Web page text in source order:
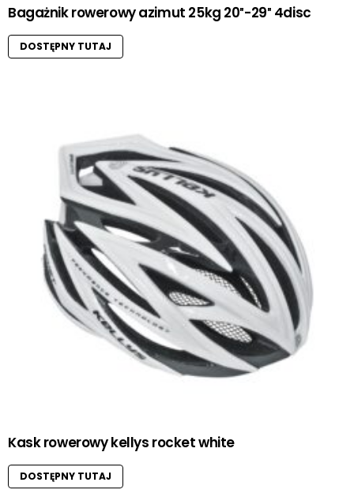
Bagażnik rowerowy azimut 25kg 20″-29″ 4disc
DOSTĘPNY TUTAJ
Kask rowerowy kellys rocket white
DOSTĘPNY TUTAJ